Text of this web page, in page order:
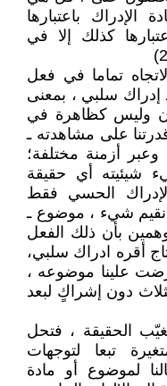
باعتبارها
كذلك إلا في
تماما في فعل
ـ إدراك سلبي ، بمعنى
وليس كظاهرة في
على مشاهدته ـ
أزمنة مختلفة؛
شيئيته أي حقيقة
الحسي فقط
نقيم شيء ، موضوع ـ
بأن ذلك الفعل
أقره ادراك سلبي،
علينا موضوعه ،
دون إشراكٍ لبعد
الحقيقة ، فتحل
تبعا لتوجهات
لموضوع أو مادة